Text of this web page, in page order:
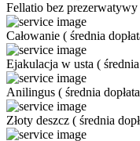
Fellatio bez
Całowanie ( średnia
Ejakulacja w usta (
Anilingus ( średnia
Złoty deszcz ( średnia